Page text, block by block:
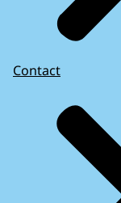
Contact